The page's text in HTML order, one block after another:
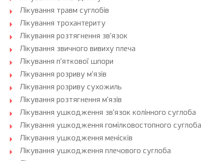
Лікування травм суглобів
Лікування трохантериту
Лікування розтягнення зв'язок
Лікування звичного вивиху плеча
Лікування п'яткової шпори
Лікування розриву м'язів
Лікування розриву сухожиль
Лікування розтягнення м'язів
Лікування ушкодження зв'язок колінного суглоба
Лікування ушкодження гомілковостопного суглоба
Лікування ушкодження менісків
Лікування ушкодження плечового суглоба